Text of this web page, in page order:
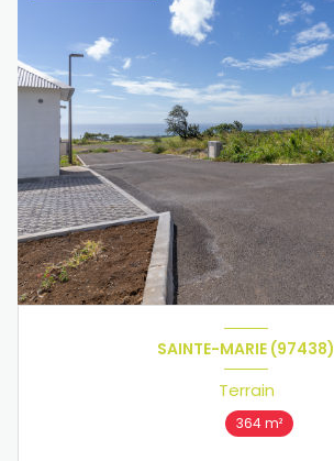
SAINTE-MARIE (97438)
Terrain
364 m²